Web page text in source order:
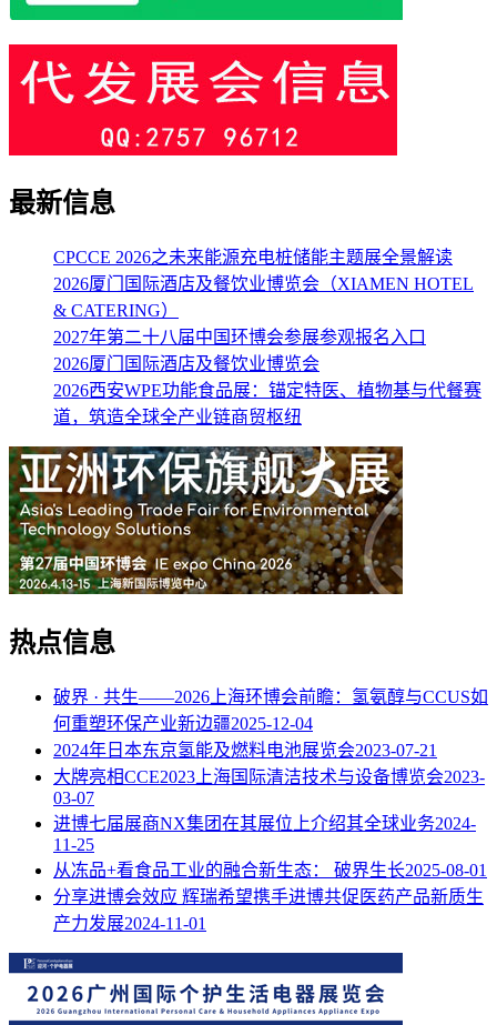
最新信息
CPCCE 2026之未来能源充电桩储能主题展全景解读
2026厦门国际酒店及餐饮业博览会（XIAMEN HOTEL
& CATERING）
2027年第二十八届中国环博会参展参观报名入口
2026厦门国际酒店及餐饮业博览会
2026西安WPE功能食品展：锚定特医、植物基与代餐赛
道，筑造全球全产业链商贸枢纽
热点信息
破界 · 共生——2026上海环博会前瞻：氢氨醇与CCUS如
何重塑环保产业新边疆2025-12-04
2024年日本东京氢能及燃料电池展览会2023-07-21
大牌亮相CCE2023上海国际清洁技术与设备博览会2023-
03-07
进博七届展商NX集团在其展位上介绍其全球业务2024-
11-25
从冻品+看食品工业的融合新生态： 破界生长2025-08-01
分享进博会效应 辉瑞希望携手进博共促医药产品新质生
产力发展2024-11-01